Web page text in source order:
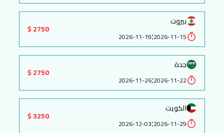
بيروت
2026-11-15
:
2026-11-19
2750 $
جدة
2026-11-22
:
2026-11-26
2750 $
الكويت
2026-11-29
:
2026-12-03
3250 $